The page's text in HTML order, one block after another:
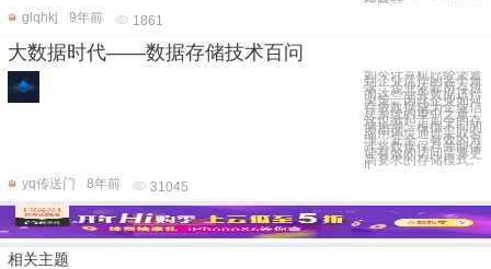
glqhkj
9年前 1861
大数据时代——数据存储技术百问
如今计算机已经渗透
到企业运作的各个角
落，企业依靠所存放
的这些业务数据进行
决策，因此企业如何
存放数据成为企业信
息系统的重中之重，
这也掀起了如今的存
储热潮。根据不同的
应用环境通过采取合
理、安全、有效的方
式将数据保存并能保
证有效的访问需要更
高要求的存储模式。
![
yq传送门
8年前 31045
相关主题